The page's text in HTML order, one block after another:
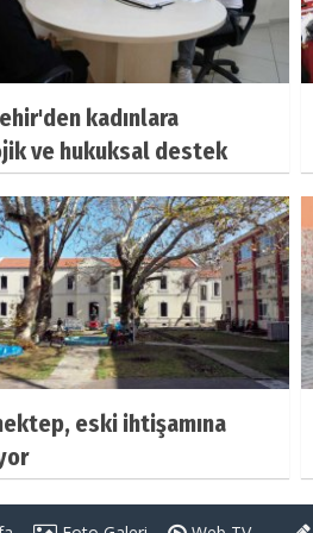
kadınlara
ve hukuksal destek
eski ihtişamına